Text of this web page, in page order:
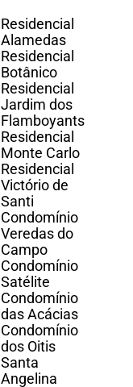
Residencial
Alamedas
Residencial
Botânico
Residencial
Jardim dos
Flamboyants
Residencial
Monte Carlo
Residencial
Victório de
Santi
Condomínio
Veredas do
Campo
Condomínio
Satélite
Condomínio
das Acácias
Condomínio
dos Oitis
Santa
Angelina